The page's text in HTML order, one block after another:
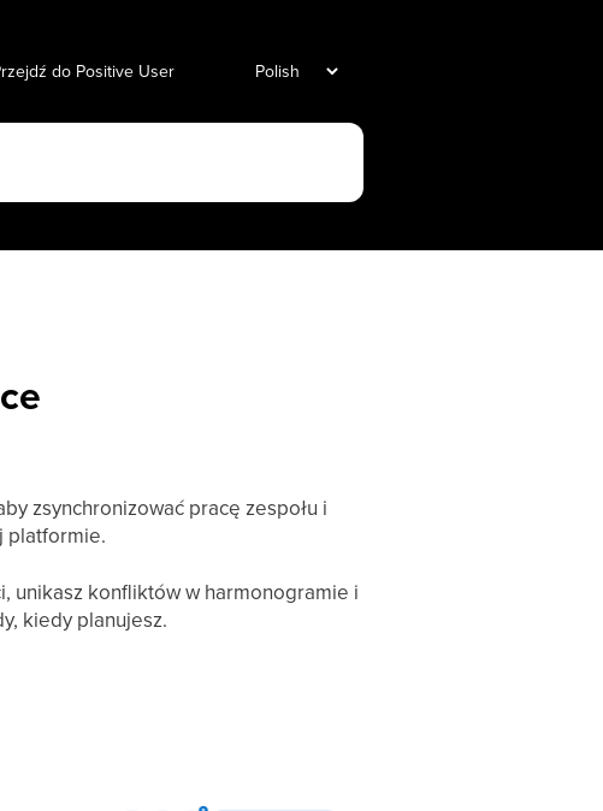
do Positive User
zsynchronizować pracę zespołu i
platformie.
unikasz konfliktów w harmonogramie i
kiedy planujesz.